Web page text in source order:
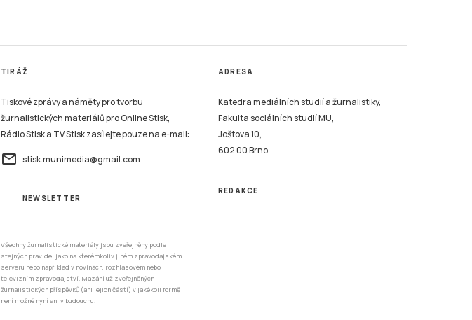
TIRÁŽ
Tiskové zprávy a náměty pro tvorbu
žurnalistických materiálů pro Online Stisk,
Rádio Stisk a TV Stisk zasílejte pouze na e-mail:
email stisk.munimedia@gmail.com
NEWSLETTER
Všechny žurnalistické materiály jsou zveřejněny podle
stejných pravidel jako na kterémkoliv jiném zpravodajském
serveru nebo například v novinách, rozhlasovém nebo
televizním zpravodajství. Mazání už zveřejněných
žurnalistických příspěvků (ani jejich částí) v jakékoli formě
není možné nyní ani v budoucnu.
ADRESA
Katedra mediálních studií a žurnalistiky,
Fakulta sociálních studií MU,
Joštova 10,
602 00 Brno
REDAKCE